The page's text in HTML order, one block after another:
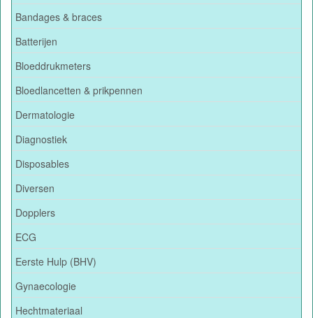
Bandages & braces
Batterijen
Bloeddrukmeters
Bloedlancetten & prikpennen
Dermatologie
Diagnostiek
Disposables
Diversen
Dopplers
ECG
Eerste Hulp (BHV)
Gynaecologie
Hechtmateriaal